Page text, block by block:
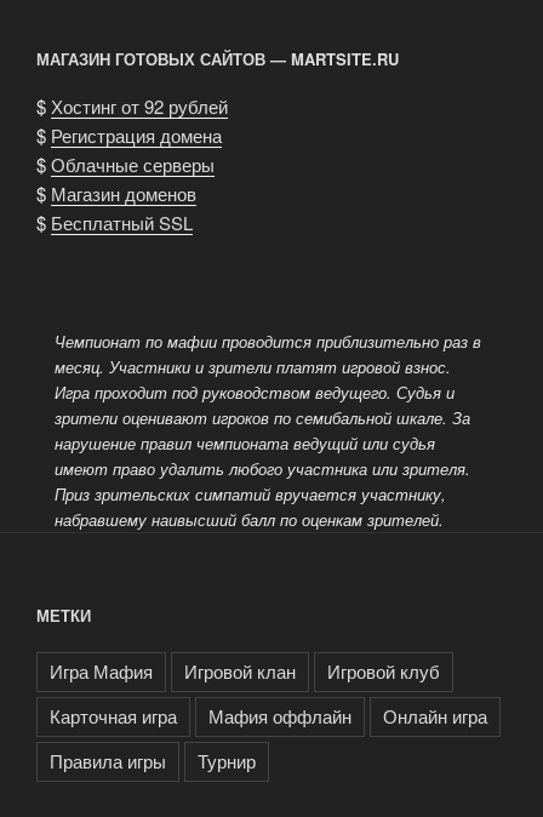
МАГАЗИН ГОТОВЫХ САЙТОВ — MARTSITE.RU
$ Хостинг от 92 рублей
$ Регистрация домена
$Облачные серверы
$ Магазин доменов
$ Бесплатный SSL
Чемпионат по мафии проводится приблизительно раз в
месяц. Участники и зрители платят игровой взнос.
Игра проходит под руководством ведущего. Судья и
зрители оценивают игроков по семибальной шкале. За
нарушение правил чемпионата ведущий или судья
имеют право удалить любого участника или зрителя.
Приз зрительских симпатий вручается участнику,
набравшему наивысший балл по оценкам зрителей.
МЕТКИ
Игра Мафия Игровой клан
Игровой клуб
Карточная игра
Мафия оффлайн
Онлайн игра
Правила игры
Турнир